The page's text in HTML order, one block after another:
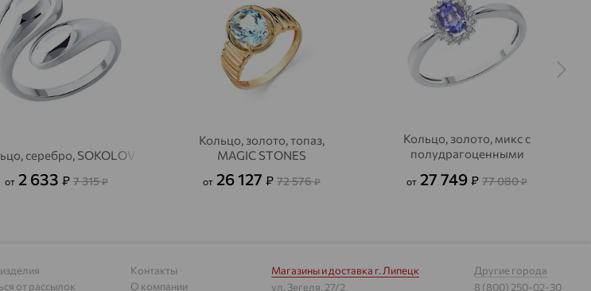
серебро, SOKOLOV
от 2 633 ₽ 7 315₽
Кольцо, золото, топаз,
MAGIC STONES
от 26 127 ₽ 72 576₽
Кольцо, золото, микс с
полудрагоценными
от 27 749 ₽ 77 080₽
от рассылок
Контакты
О компании
Магазины и доставка г. Липецк
ул. Зегеля, 27/2
Другие города
8 (800) 250-02-30